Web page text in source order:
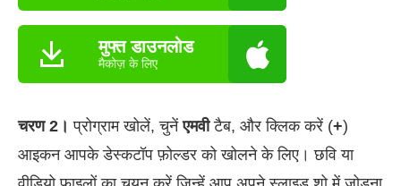
मुफ्त डाउनलोड
मैकोज़ के लिए
चरण 2। प्रोग्राम खोलें, चुनेंएमवीटैब, और क्लिक करें (+)
आइकन आपके डेस्कटॉप फ़ोल्डर को खोलने के लिए। छवि या